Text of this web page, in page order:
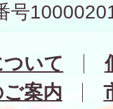
号
いて
案内